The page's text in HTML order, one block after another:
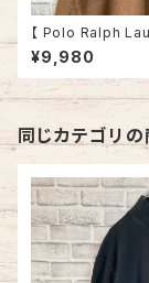
【 Polo Ralph
ip Knit XL ポロ ラ
ハーフジップ ニッ
ージュ 胸ロゴ 刺繍ロゴ ポニー
ロゴ ゆるだぼ ビッ
¥9,980
同じカテゴリ